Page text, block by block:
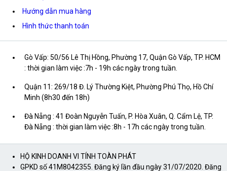
Hướng dẫn mua hàng
Hình thức thanh toán
Gò Vấp: 50/56 Lê Thị Hồng, Phường 17, Quận Gò Vấp, TP. HCM
: thời gian làm việc :7h - 19h các ngày trong tuần.
Quận 11: 269/18 Đ. Lý Thường Kiệt, Phường Phú Thọ, Hồ Chí
Minh (8h30 đến 18h)
Đà Nẵng : 41 Đoàn Nguyễn Tuấn, P. Hòa Xuân, Q. Cẩm Lệ, TP.
Đà Nẵng : thời gian làm việc :8h - 17h các ngày trong tuần.
HỘ KINH DOANH VI TÍNH TOÀN PHÁT
GPKD số 41M8042355. Đăng ký lần đầu ngày 31/07/2020. Đăng